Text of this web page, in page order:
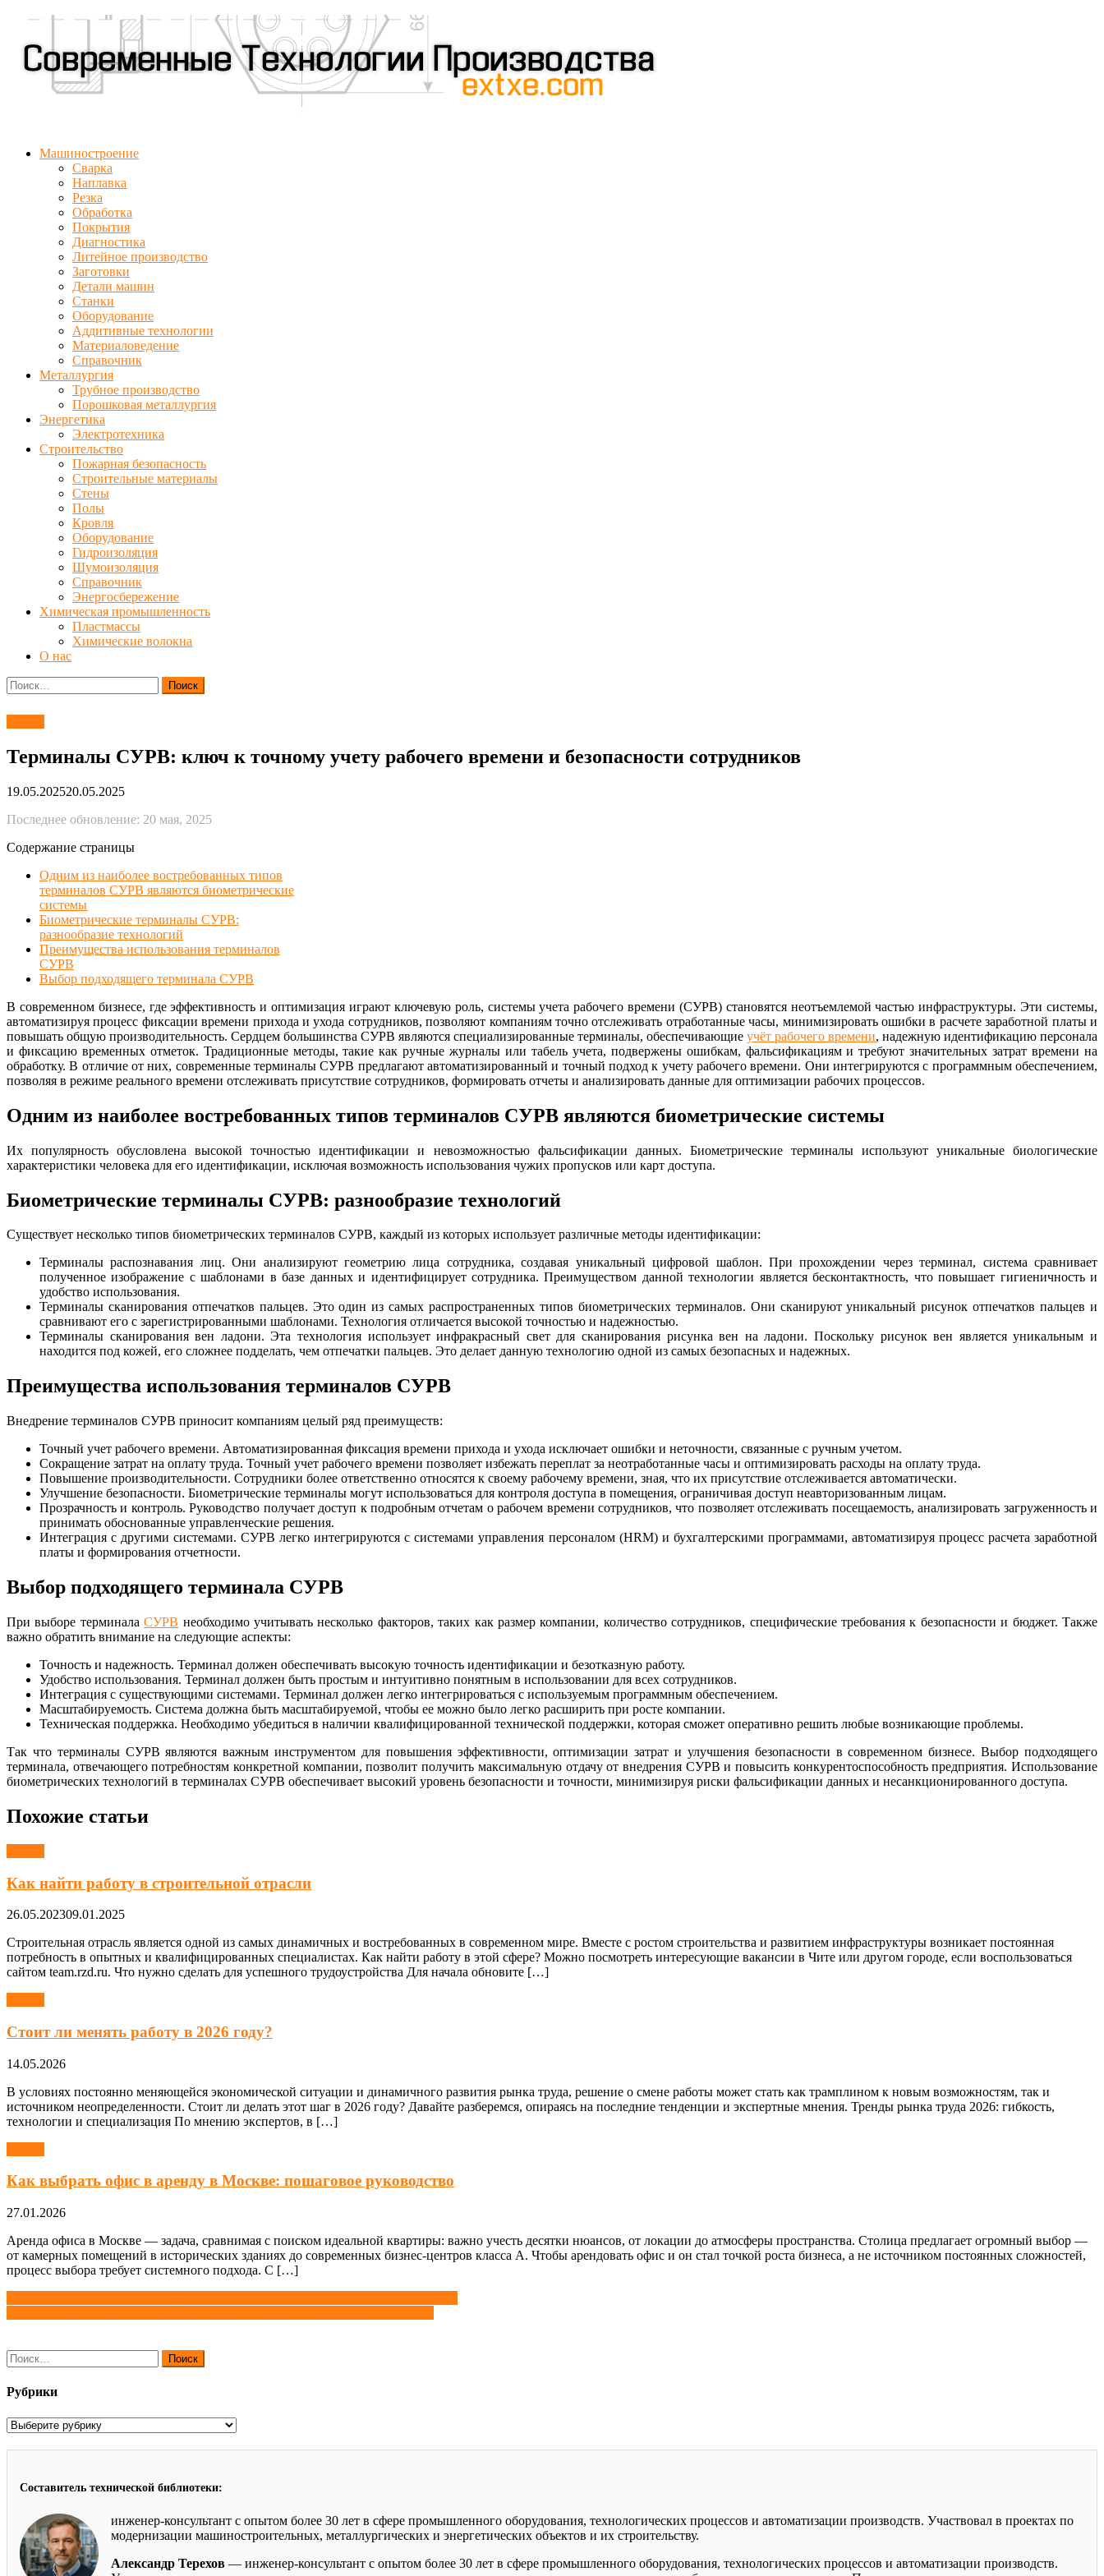
Машиностроение
Сварка
Наплавка
Резка
Обработка
Покрытия
Диагностика
Литейное производство
Заготовки
Детали машин
Станки
Оборудование
Аддитивные технологии
Материаловедение
Справочник
Металлургия
Трубное производство
Порошковая металлургия
Энергетика
Электротехника
Строительство
Пожарная безопасность
Строительные материалы
Стены
Полы
Кровля
Оборудование
Гидроизоляция
Шумоизоляция
Справочник
Энергосбережение
Химическая промышленность
Пластмассы
Химические волокна
О нас
Найти:
Терминалы СУРВ: ключ к точному учету рабочего времени и безопасности сотрудников
19.05.202520.05.2025
Последнее обновление: 20 мая, 2025
Содержание страницы
Одним из наиболее востребованных типов
терминалов СУРВ являются биометрические
системы
Биометрические терминалы СУРВ:
разнообразие технологий
Преимущества использования терминалов
СУРВ
Выбор подходящего терминала СУРВ
В современном бизнесе, где эффективность и оптимизация играют ключевую роль, системы учета рабочего времени (СУРВ) становятся неотъемлемой частью инфраструктуры. Эти системы,
автоматизируя процесс фиксации времени прихода и ухода сотрудников, позволяют компаниям точно отслеживать отработанные часы, минимизировать ошибки в расчете заработной платы и
повышать общую производительность. Сердцем большинства СУРВ являются специализированные терминалы, обеспечивающие учёт рабочего времени, надежную идентификацию персонала
и фиксацию временных отметок. Традиционные методы, такие как ручные журналы или табель учета, подвержены ошибкам, фальсификациям и требуют значительных затрат времени на
обработку. В отличие от них, современные терминалы СУРВ предлагают автоматизированный и точный подход к учету рабочего времени. Они интегрируются с программным обеспечением,
позволяя в режиме реального времени отслеживать присутствие сотрудников, формировать отчеты и анализировать данные для оптимизации рабочих процессов.
Одним из наиболее востребованных типов терминалов СУРВ являются биометрические системы
Их популярность обусловлена высокой точностью идентификации и невозможностью фальсификации данных. Биометрические терминалы используют уникальные биологические
характеристики человека для его идентификации, исключая возможность использования чужих пропусков или карт доступа.
Биометрические терминалы СУРВ: разнообразие технологий
Существует несколько типов биометрических терминалов СУРВ, каждый из которых использует различные методы идентификации:
Терминалы распознавания лиц. Они анализируют геометрию лица сотрудника, создавая уникальный цифровой шаблон. При прохождении через терминал, система сравнивает
полученное изображение с шаблонами в базе данных и идентифицирует сотрудника. Преимуществом данной технологии является бесконтактность, что повышает гигиеничность и
удобство использования.
Терминалы сканирования отпечатков пальцев. Это один из самых распространенных типов биометрических терминалов. Они сканируют уникальный рисунок отпечатков пальцев и
сравнивают его с зарегистрированными шаблонами. Технология отличается высокой точностью и надежностью.
Терминалы сканирования вен ладони. Эта технология использует инфракрасный свет для сканирования рисунка вен на ладони. Поскольку рисунок вен является уникальным и
находится под кожей, его сложнее подделать, чем отпечатки пальцев. Это делает данную технологию одной из самых безопасных и надежных.
Преимущества использования терминалов СУРВ
Внедрение терминалов СУРВ приносит компаниям целый ряд преимуществ:
Точный учет рабочего времени. Автоматизированная фиксация времени прихода и ухода исключает ошибки и неточности, связанные с ручным учетом.
Сокращение затрат на оплату труда. Точный учет рабочего времени позволяет избежать переплат за неотработанные часы и оптимизировать расходы на оплату труда.
Повышение производительности. Сотрудники более ответственно относятся к своему рабочему времени, зная, что их присутствие отслеживается автоматически.
Улучшение безопасности. Биометрические терминалы могут использоваться для контроля доступа в помещения, ограничивая доступ неавторизованным лицам.
Прозрачность и контроль. Руководство получает доступ к подробным отчетам о рабочем времени сотрудников, что позволяет отслеживать посещаемость, анализировать загруженность и
принимать обоснованные управленческие решения.
Интеграция с другими системами. СУРВ легко интегрируются с системами управления персоналом (HRM) и бухгалтерскими программами, автоматизируя процесс расчета заработной
платы и формирования отчетности.
Выбор подходящего терминала СУРВ
При выборе терминалаСУРВ необходимо учитывать несколько факторов, таких как размер компании, количество сотрудников, специфические требования к безопасности и бюджет. Также
важно обратить внимание на следующие аспекты:
Точность и надежность. Терминал должен обеспечивать высокую точность идентификации и безотказную работу.
Удобство использования. Терминал должен быть простым и интуитивно понятным в использовании для всех сотрудников.
Интеграция с существующими системами. Терминал должен легко интегрироваться с используемым программным обеспечением.
Масштабируемость. Система должна быть масштабируемой, чтобы ее можно было легко расширить при росте компании.
Техническая поддержка. Необходимо убедиться в наличии квалифицированной технической поддержки, которая сможет оперативно решить любые возникающие проблемы.
Так что терминалы СУРВ являются важным инструментом для повышения эффективности, оптимизации затрат и улучшения безопасности в современном бизнесе. Выбор подходящего
терминала, отвечающего потребностям конкретной компании, позволит получить максимальную отдачу от внедрения СУРВ и повысить конкурентоспособность предприятия. Использование
биометрических технологий в терминалах СУРВ обеспечивает высокий уровень безопасности и точности, минимизируя риски фальсификации данных и несанкционированного доступа.
Похожие статьи
Как найти работу в строительной отрасли
26.05.202309.01.2025
Строительная отрасль является одной из самых динамичных и востребованных в современном мире. Вместе с ростом строительства и развитием инфраструктуры возникает постоянная
потребность в опытных и квалифицированных специалистах. Как найти работу в этой сфере? Можно посмотреть интересующие вакансии в Чите или другом городе, если воспользоваться
сайтом team.rzd.ru. Что нужно сделать для успешного трудоустройства Для начала обновите […]
Стоит ли менять работу в 2026 году?
14.05.2026
В условиях постоянно меняющейся экономической ситуации и динамичного развития рынка труда, решение о смене работы может стать как трамплином к новым возможностям, так и
источником неопределенности. Стоит ли делать этот шаг в 2026 году? Давайте разберемся, опираясь на последние тенденции и экспертные мнения. Тренды рынка труда 2026: гибкость,
технологии и специализация По мнению экспертов, в […]
Как выбрать офис в аренду в Москве: пошаговое руководство
27.01.2026
Аренда офиса в Москве — задача, сравнимая с поиском идеальной квартиры: важно учесть десятки нюансов, от локации до атмосферы пространства. Столица предлагает огромный выбор —
от камерных помещений в исторических зданиях до современных бизнес-центров класса А. Чтобы арендовать офис и он стал точкой роста бизнеса, а не источником постоянных сложностей,
процесс выбора требует системного подхода. С […]
Навигация
по
записям
Найти:
Рубрики
Рубрики
Составитель технической библиотеки:
инженер-консультант с опытом более 30 лет в сфере промышленного оборудования, технологических процессов и автоматизации производств. Участвовал в проектах по
модернизации машиностроительных, металлургических и энергетических объектов и их строительству.
Александр Терехов — инженер-консультант с опытом более 30 лет в сфере промышленного оборудования, технологических процессов и автоматизации производств.